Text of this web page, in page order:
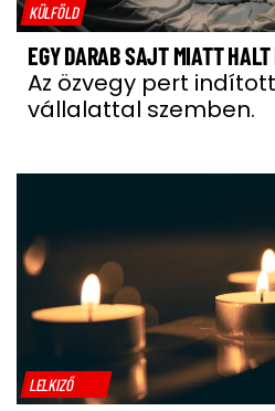
KÜLFÖLD
EGY DARAB SAJT MIATT HALT
Az özvegy pert
vállalattal szemben.
LELKIZŐ